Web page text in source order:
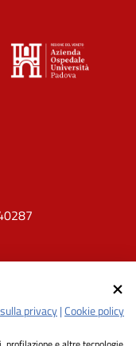
privacy|Cookie policy